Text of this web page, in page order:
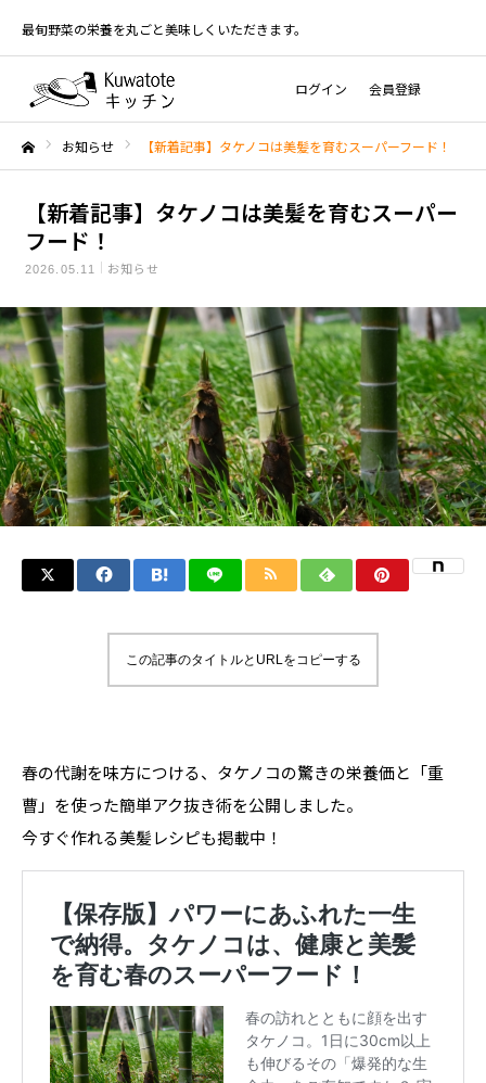
最旬野菜の栄養を丸ごと美味しくいただきます。
ログイン 会員登録
お知らせ 【新着記事】タケノコは美髪を育むスーパーフード！
【新着記事】タケノコは美髪を育むスーパー
フード！
2026.05.11 お知らせ
この記事のタイトルとURLをコピーする
春の代謝を味方につける、タケノコの驚きの栄養価と「重
曹」を使った簡単アク抜き術を公開しました。
今すぐ作れる美髪レシピも掲載中！